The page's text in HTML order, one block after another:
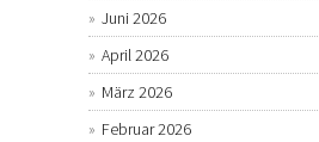
Juni 2026
April 2026
März 2026
Februar 2026